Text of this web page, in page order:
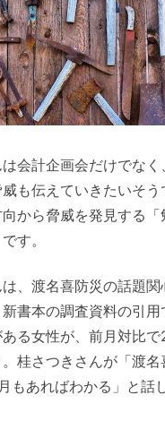
会計企画会だけでな
も伝えていきたいそう
から脅威を発見する
す。
、渡名喜防災の話題関
書本の調査資料の引
る女性が、前月対比
桂さつきさんが「渡
もあればわかる」と話